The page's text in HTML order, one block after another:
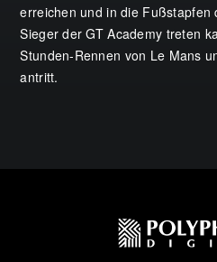
erreichen und in die Fußstapfen
Sieger der GT Academy treten
Stunden-Rennen von Le Mans
antritt.